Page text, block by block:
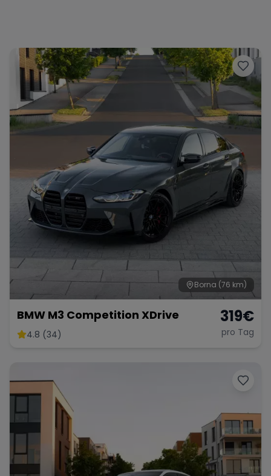
Dodge
Bentley Rolls Royce Aston Martin
Bugatti Lotus
Range Rover Borna (76 km)
BMW M3 Competition XDrive
4.8 (34)
319€
pro Tag